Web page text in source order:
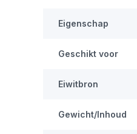
Eigenschap
Geschikt voor
Eiwitbron
Gewicht/Inhoud